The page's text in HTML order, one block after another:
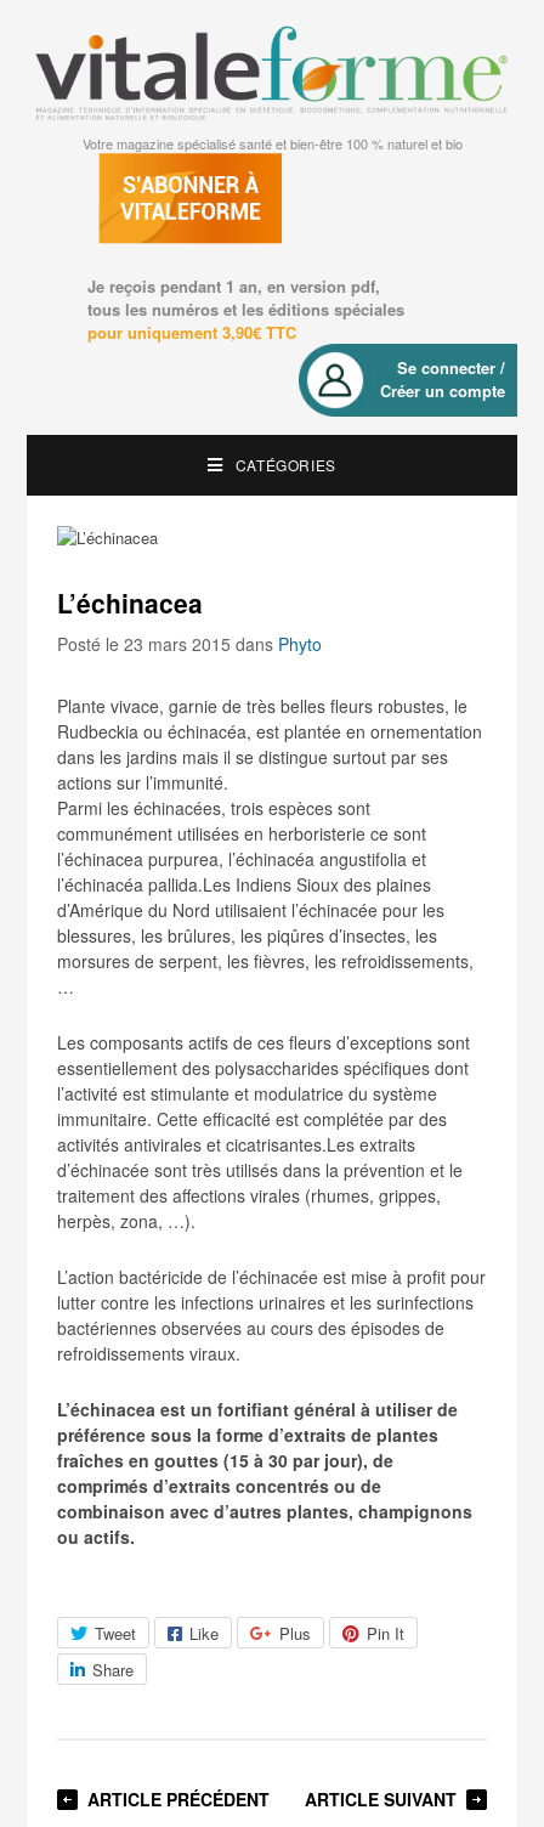
Votre magazine spécialisé santé et bien-être 100 % naturel et bio
Je reçois pendant 1 an, en version pdf,
tous les numéros et les éditions spéciales
pour uniquement 3,90€ TTC
Se connecter /
Créer un compte
CATÉGORIES
L’échinacea
Posté le 23 mars 2015dans Phyto
Plante vivace, garnie de très belles fleurs robustes, le
Rudbeckia ou échinacéa, est plantée en ornementation
dans les jardins mais il se distingue surtout par ses
actions sur l’immunité.
Parmi les échinacées, trois espèces sont
communément utilisées en herboristerie ce sont
l’échinacea purpurea, l’échinacéa angustifolia et
l’échinacéa pallida.Les Indiens Sioux des plaines
d’Amérique du Nord utilisaient l’échinacée pour les
blessures, les brûlures, les piqûres d’insectes, les
morsures de serpent, les fièvres, les refroidissements,
…
Les composants actifs de ces fleurs d’exceptions sont
essentiellement des polysaccharides spécifiques dont
l’activité est stimulante et modulatrice du système
immunitaire. Cette efficacité est complétée par des
activités antivirales et cicatrisantes.Les extraits
d’échinacée sont très utilisés dans la prévention et le
traitement des affections virales (rhumes, grippes,
herpès, zona, …).
L’action bactéricide de l’échinacée est mise à profit pour
lutter contre les infections urinaires et les surinfections
bactériennes observées au cours des épisodes de
refroidissements viraux.
L’échinacea est un fortifiant général à utiliser de
préférence sous la forme d’extraits de plantes
fraîches en gouttes (15 à 30 par jour), de
comprimés d’extraits concentrés ou de
combinaison avec d’autres plantes, champignons
ou actifs.
Tweet Like Plus
Pin It
Share
ARTICLE PRÉCÉDENT ARTICLE SUIVANT